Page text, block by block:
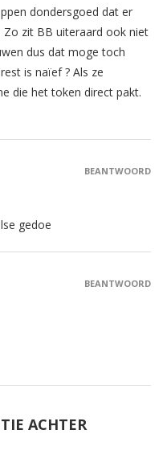
dondersgoed dat er
Zo zit BB uiteraard ook niet
dus dat moge toch
is naïef ? Als ze
die het token direct pakt.
gedoe
BEANTWOORD
BEANTWOORD
ACHTER